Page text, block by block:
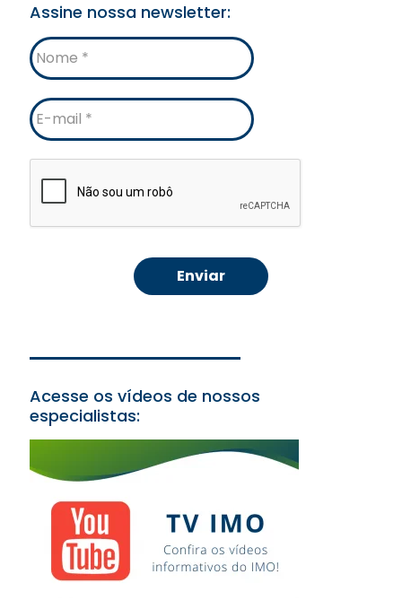
Assine nossa newsletter:
Nome
E-
mail
Acesse os vídeos de nossos
especialistas: